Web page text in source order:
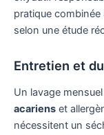
pratique combinée
selon une étude
Entretien et
Un lavage
acariens et
nécessitent un